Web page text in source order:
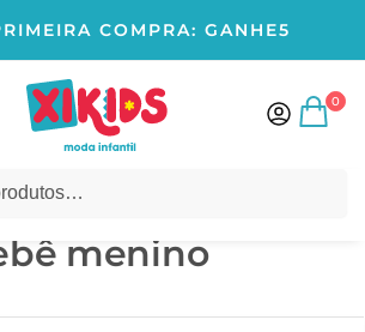
COMPRA: GANHE5
0
com a tag “moda bebê menino”
menino